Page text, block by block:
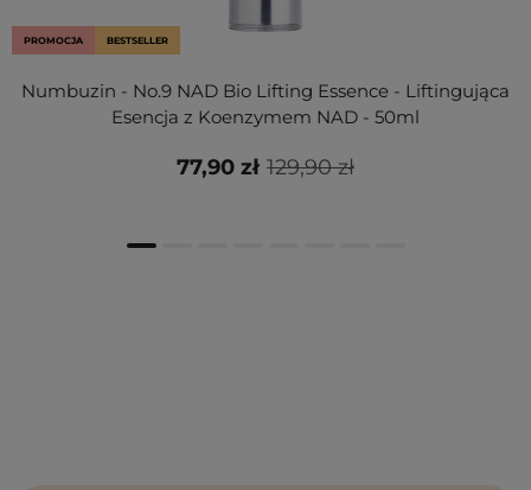
PROMOCJA BESTSELLER
Numbuzin - No.9 NAD Bio Lifting Essence - Liftingująca
Esencja z Koenzymem NAD - 50ml
129,90 zł
77,90 zł